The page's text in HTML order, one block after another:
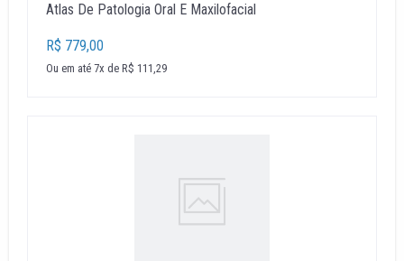
Atlas De Patologia Oral E Maxilofacial
R$ 779,00
Ou em até 7x de R$ 111,29